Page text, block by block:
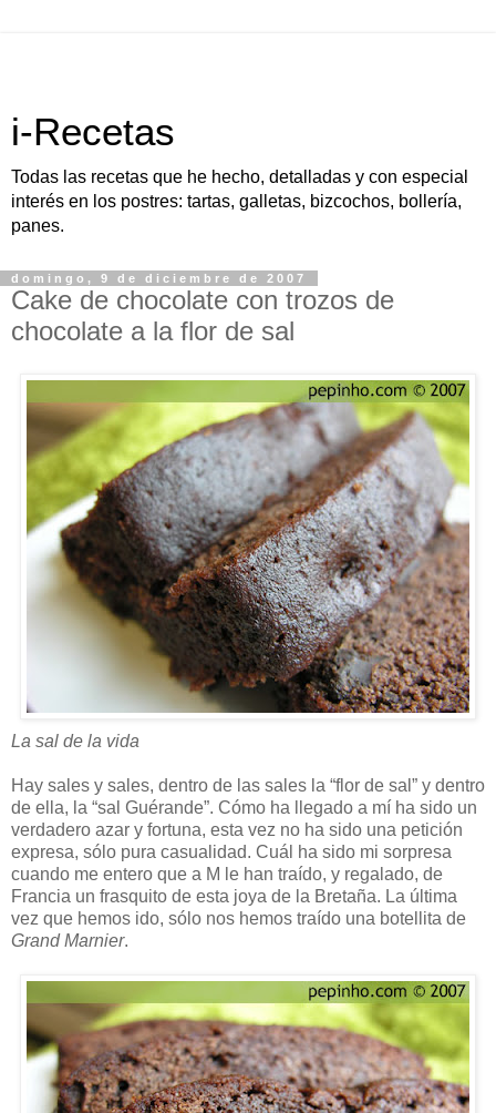
i-Recetas
Todas las recetas que he hecho, detalladas y con especial
interés en los postres: tartas, galletas, bizcochos, bollería,
panes.
domingo, 9 de diciembre de 2007
Cake de chocolate con trozos de
chocolate a la flor de sal
La sal de la vida
Hay sales y sales, dentro de las sales la “flor de sal” y dentro
de ella, la “sal Guérande”. Cómo ha llegado a mí ha sido un
verdadero azar y fortuna, esta vez no ha sido una petición
expresa, sólo pura casualidad. Cuál ha sido mi sorpresa
cuando me entero que a M le han traído, y regalado, de
Francia un frasquito de esta joya de la Bretaña. La última
vez que hemos ido, sólo nos hemos traído una botellita de
Grand Marnier.